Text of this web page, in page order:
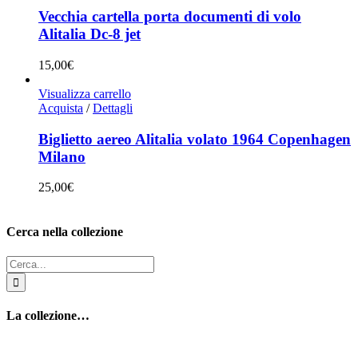
Vecchia cartella porta documenti di volo
Alitalia Dc-8 jet
15,00€
Visualizza carrello
Acquista / Dettagli
Biglietto aereo Alitalia volato 1964 Copenhagen
Milano
25,00€
Cerca nella collezione
Cerca
per:
La collezione…